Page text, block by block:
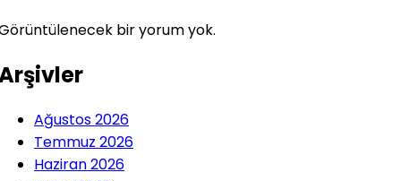
bir yorum yok.
Ağustos 2026
Temmuz 2026
Haziran 2026